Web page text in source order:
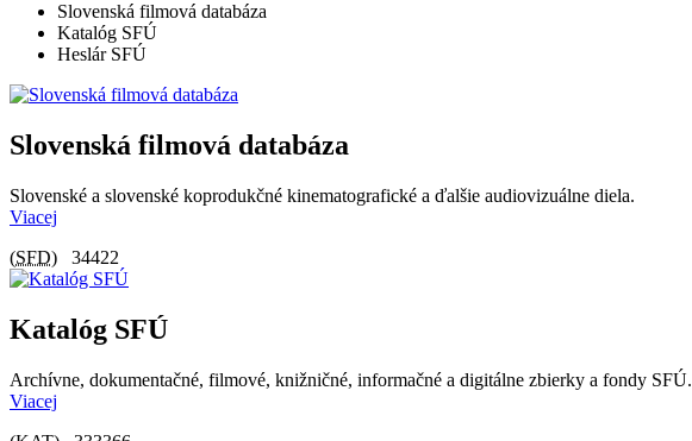
Slovenská filmová databáza
Katalóg SFÚ
Heslár SFÚ
Slovenská filmová databáza
Slovenské a slovenské koprodukčné kinematografické a ďalšie audiovizuálne diela.
Viacej
(SFD) 34422
Katalóg SFÚ
Archívne, dokumentačné, filmové, knižničné, informačné a digitálne zbierky a fondy SFÚ.
Viacej